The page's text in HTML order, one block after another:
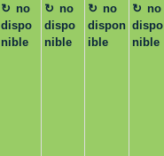
no
dispo
nible
no
dispo
nible
no
dispon
ible
no
dispo
nible